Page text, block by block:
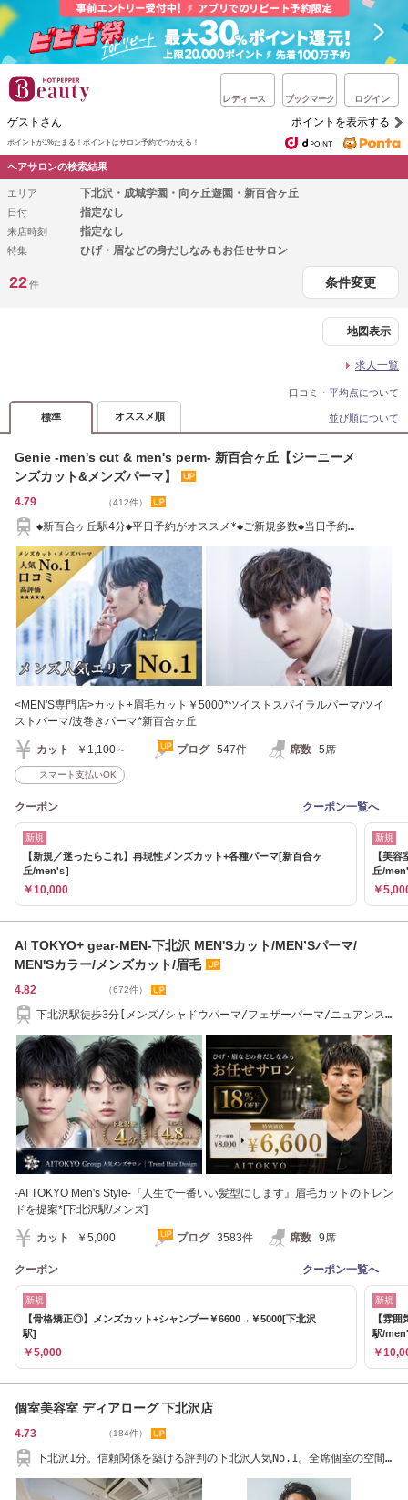
レディース ブックマーク ログイン
ゲストさん ポイントを表示する
ポイントが1%たまる！ ポイントはサロン予約でつかえる！
ヘアサロンの検索結果
エリア 下北沢・成城学園・向ヶ丘遊園・新百合ヶ丘
日付 指定なし
来店時刻 指定なし
特集 ひげ・眉などの身だしなみもお任せサロン
22件 条件変更
地図表示
求人一覧
口コミ・平均点について
標準 オススメ順 並び順について
Genie -men's cut & men's perm- 新百合ヶ丘【ジーニーメ
ンズカット&メンズパーマ】
4.79 （412件）
◆新百合ヶ丘駅4分◆平日予約がオススメ*◆ご新規多数◆当日予約
<MEN'S専門店>カット+眉毛カット￥5000*ツイストスパイラルパーマ/ツイ
ストパーマ/波巻きパーマ*新百合ヶ丘
カット ￥1,100～ ブログ 547件 席数 5席
スマート支払いOK
クーポン クーポン一覧へ
新規
【新規／迷ったらこれ】再現性メンズカット+各種パーマ[新百合ヶ
丘/men's］
￥10,000
新規
【美
丘/
￥
AI TOKYO+ gear-MEN-下北沢 MEN'Sカット/MEN’Sパーマ/
MEN'Sカラー/メンズカット/眉毛
4.82 （672件）
下北沢駅徒歩3分[メンズ/シャドウパーマ/フェザーパーマ/ニュアンス
-AI TOKYO Men's Style-『人生で一番いい髪型にします』眉毛カットのトレン
ドを提案*[下北沢駅/メンズ]
カット ￥5,000 ブログ 3583件 席数 9席
クーポン クーポン一覧へ
新規
【骨格矯正◎】メンズカット+シャンプー￥6600→￥5000[下北沢
駅]
￥5,000
新規
【雰
駅/
￥
個室美容室 ディアローグ 下北沢店
4.73 （184件）
下北沢1分。信頼関係を築ける評判の下北沢人気No.1。全席個室の空間